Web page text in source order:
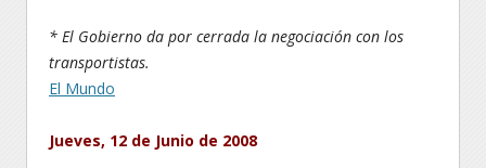
* El Gobierno da por cerrada la negociación con los
transportistas.
El Mundo
Jueves, 12 de Junio de 2008